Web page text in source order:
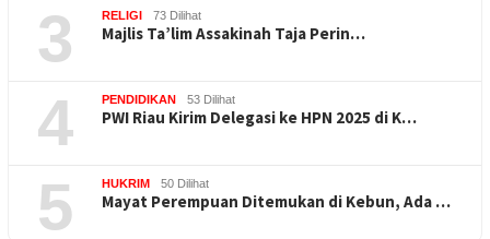
3 RELIGI 73 Dilihat
Majlis Ta’lim Assakinah Taja Perin…
4 PENDIDIKAN 53 Dilihat
PWI Riau Kirim Delegasi ke HPN 2025 di K…
5 HUKRIM 50 Dilihat
Mayat Perempuan Ditemukan di Kebun, Ada …